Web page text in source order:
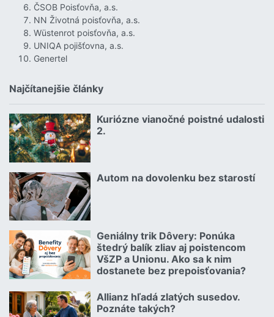
ČSOB Poisťovňa, a.s.
NN Životná poisťovňa, a.s.
Wüstenrot poisťovňa, a.s.
UNIQA pojišťovna, a.s.
Genertel
Najčítanejšie články
Kuriózne vianočné poistné udalosti
2.
18.12.2024 | | redakcia
Autom na dovolenku bez starostí
02.07.2026 |
Geniálny trik Dôvery: Ponúka
štedrý balík zliav aj poistencom
VšZP a Unionu. Ako sa k nim
dostanete bez prepoisťovania?
06.07.2026 | | redakcia
Allianz hľadá zlatých susedov.
Poznáte takých?
08.07.2026 |